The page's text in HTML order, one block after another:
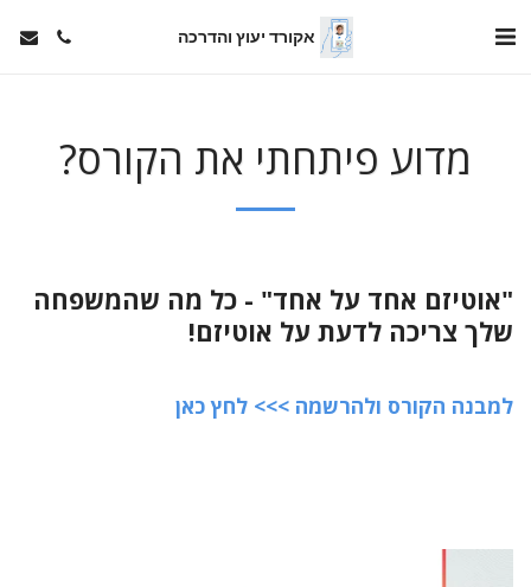
אקורד יעוץ והדרכה
מדוע פיתחתי את הקורס?
"אוטיזם אחד על אחד" - כל מה שהמשפחה
שלך צריכה לדעת על אוטיזם!
למבנה הקורס ולהרשמה >>> לחץ כאן